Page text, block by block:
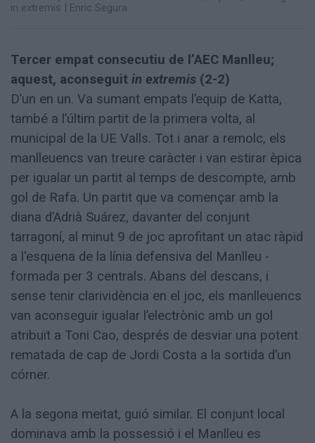
in extremis | Enric Segura
Tercer empat consecutiu de l’AEC Manlleu;
aquest, aconseguit in extremis (2-2)
D’un en un. Va sumant empats l’equip de Katta,
també a l’últim partit de la primera volta, al
municipal de la UE Valls. Tot i anar a remolc, els
manlleuencs van treure caràcter i van estirar èpica
per igualar un partit al temps de descompte, amb
gol de Rafa. Un partit que va començar amb la
diana d’Adrià Suárez, davanter del conjunt
tarragoní, al minut 9 de joc aprofitant un atac ràpid
a l'esquena de la línia defensiva del Manlleu -
formada per 3 centrals. Abans del descans, i
sense tenir clarividència en el joc, els manlleuencs
van aconseguir igualar l’electrònic amb un gol
atribuït a Toni Cao, després de desviar una potent
rematada de cap de Jordi Costa a la sortida d’un
córner.
A la segona meitat, guió similar. El conjunt local
dominava amb la possessió i el Manlleu es